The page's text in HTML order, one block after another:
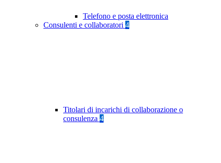
Telefono e posta elettronica
Consulenti e collaboratori 4
Titolari di incarichi di collaborazione o
consulenza 4